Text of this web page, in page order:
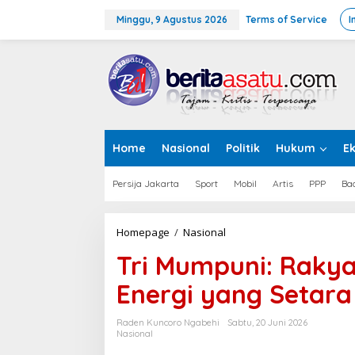
Minggu, 9 Agustus 2026 Terms of Service
Home Nasional Politik Hukum
Persija Jakarta Sport Mobil Artis PPP
Homepage / Nasional
i
M
u
m
p
Tri Mumpuni:
Energi yang Setara
Raden Kuncoro Ngabehi
Sabtu, 20 Juni 2026
Nasional